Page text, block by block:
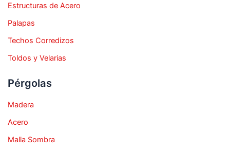
Estructuras de Acero
Palapas
Techos Corredizos
Toldos y Velarias
Pérgolas
Madera
Acero
Malla Sombra